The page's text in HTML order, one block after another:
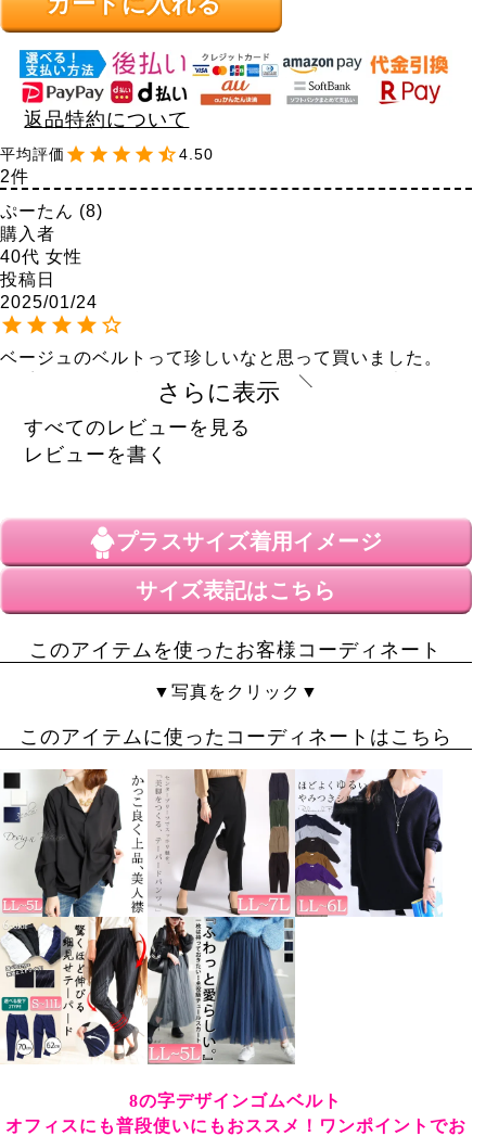
返品特約について
4.50
2
ぷーたん
8
購入者
40代 女性
投稿日
2025/01/24
ベージュのベルトって珍しいなと思って買いました。
白系のコーデと合わせるととても品があって、大人っぽ
い雰囲気になり気に入っています。
ただ、腰をかがめたり動くと金属同士が擦れ合って少し
音が鳴るのが不思議な感じです。
投稿日
2021/11/11
ハイウエストパンツにトップスをインしてコーデすれ
好いいです！
さらに表示
すべてのレビューを見る
レビューを書く
プラスサイズ着用イメージ
サイズ表記はこちら
このアイテムを使ったお客様コーディネート
▼写真をクリック▼
このアイテムに使ったコーディネートはこちら
8の字デザインゴムベルト
オフィスにも普段使いにもおススメ！ワンポイントでお